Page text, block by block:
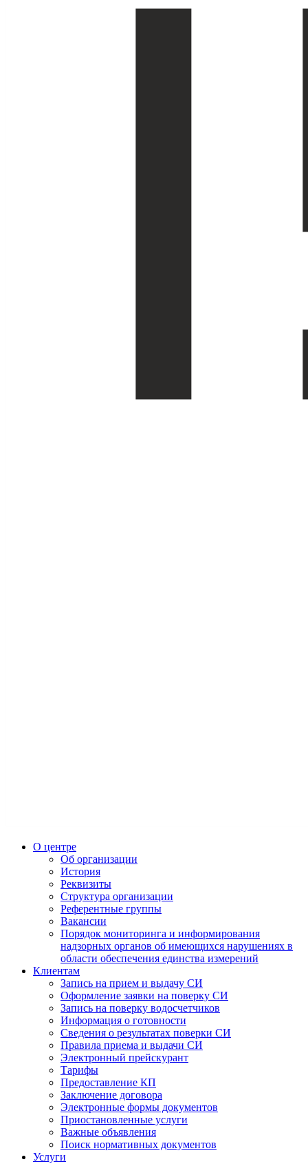
О центре
Об организации
История
Реквизиты
Структура организации
Референтные группы
Вакансии
Порядок мониторинга и информирования
надзорных органов об имеющихся нарушениях в
области обеспечения единства измерений
Клиентам
Запись на прием и выдачу СИ
Оформление заявки на поверку СИ
Запись на поверку водосчетчиков
Информация о готовности
Сведения о результатах поверки СИ
Правила приема и выдачи СИ
Электронный прейскурант
Тарифы
Предоставление КП
Заключение договора
Электронные формы документов
Приостановленные услуги
Важные объявления
Поиск нормативных документов
Услуги